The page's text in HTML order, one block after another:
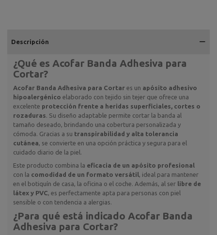
Descripción
¿Qué es Acofar Banda Adhesiva para
Cortar?
Acofar Banda Adhesiva para Cortar es un apósito adhesivo
hipoalergénico elaborado con tejido sin tejer que ofrece una
excelente protección frente a heridas superficiales, cortes o
rozaduras . Su diseño adaptable permite cortar la banda al
tamaño deseado, brindando una cobertura personalizada y
cómoda. Gracias a su transpirabilidad y alta tolerancia
cutánea , se convierte en una opción práctica y segura para el
cuidado diario de la piel.
Este producto combina la eficacia de un apósito profesional
con la comodidad de un formato versátil , ideal para mantener
en el botiquín de casa, la oficina o el coche. Además, al ser libre de
látex y PVC , es perfectamente apta para personas con piel
sensible o con tendencia a alergias.
¿Para qué está indicado Acofar Banda
Adhesiva para Cortar?